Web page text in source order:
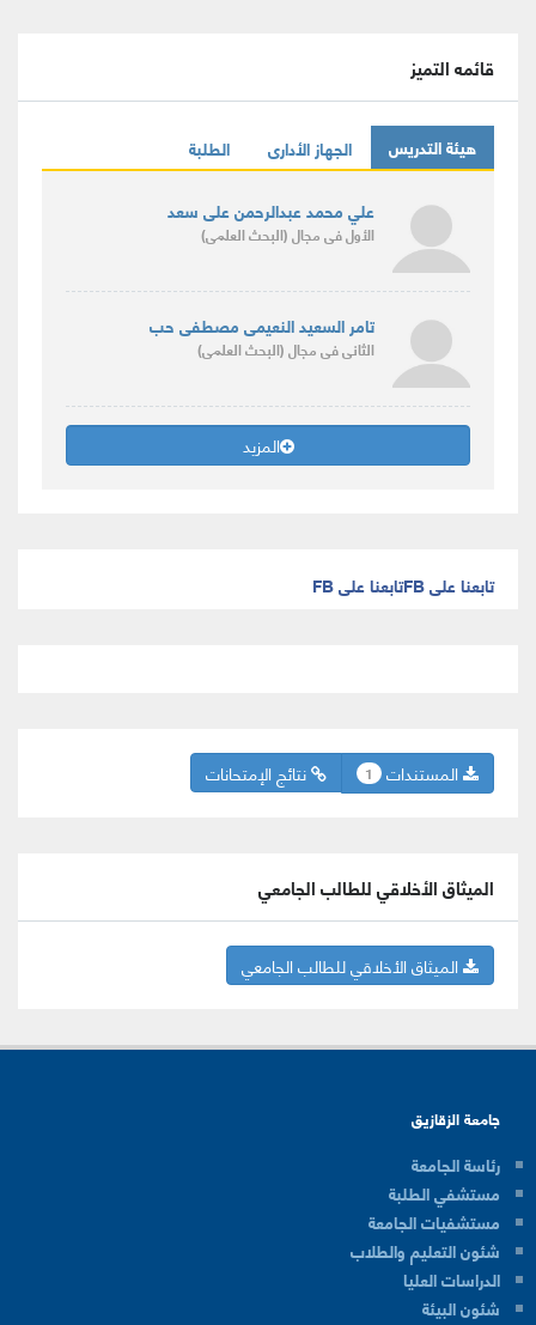
قائمه التميز
هيئة التدريس الجهاز الأدارى الطلبة
علي محمد عبدالرحمن على سعد
الأولفى مجال(البحث العلمى)
تامر السعيد النعيمى مصطفى حب
الثانىفى مجال(البحث العلمى)
المزيد
تابعنا على FB تابعنا على FB
نتائج الإمتحانات المستندات 1
الميثاق الأخلاقي للطالب الجامعي
الميثاق الأخلاقي للطالب الجامعي
جامعة الزقازيق
رئاسة الجامعة
مستشفي الطلبة
مستشفيات الجامعة
شئون التعليم والطلاب
الدراسات العليا
شئون البيئة